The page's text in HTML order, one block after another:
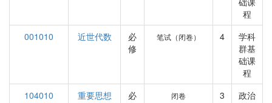
程
001010
近世代数
必
修
笔试（闭卷） 4
学科
群基
础课
程
104010
重要思想
必
闭卷 3
政治